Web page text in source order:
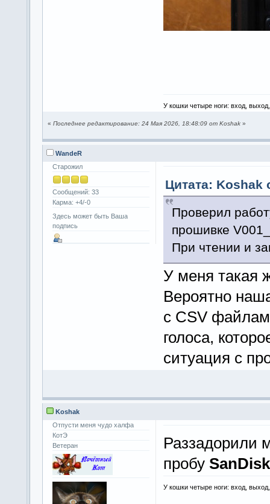
У кошки четыре ноги: вход,
« Последнее редактирование: 24 Мая 2026, 18:48:09 от Koshak »
WandeR
Старожил
Сообщений: 33
Карма: +4/-0
Здесь может быть Ваша
подпись
Цитата: Koshak
Проверил
прошивке
При чтении и
У меня такая
Вероятно
с CSV
голоса,
ситуация с
Koshak
Отпусти меня чудо халфа
КотЭ
Ветеран
Раззадорили
пробу
У кошки четыре ноги: вход,